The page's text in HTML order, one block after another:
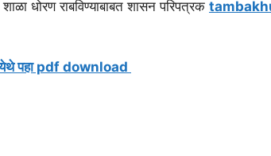
धोरण राबविण्याबाबत शासन परिपत्रक
येथे पहा pdf download